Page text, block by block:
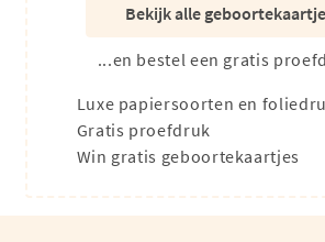
Bekijk alle
...en bestel een gratis
Luxe papiersoorten en
Gratis proefdruk
Win gratis geboortekaartjes